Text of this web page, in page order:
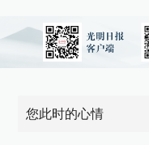
您此时的心情